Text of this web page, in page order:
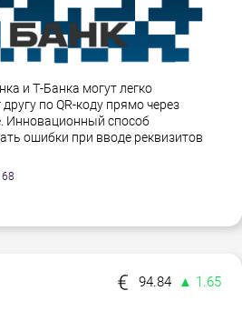
и Т-Банка могут легко
по QR-коду прямо через
Инновационный способ
ошибки при вводе реквизитов
94.84
▲ 1.65